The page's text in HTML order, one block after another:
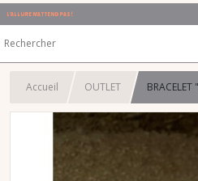
L'ALLURE N'ATTEND PAS !
Accueil OUTLET